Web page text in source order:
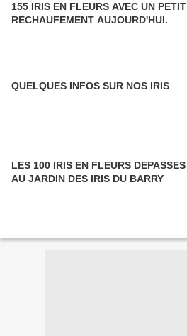
155 IRIS EN FLEURS AVEC UN PETIT
RECHAUFEMENT AUJOURD'HUI.
QUELQUES INFOS SUR NOS IRIS
LES 100 IRIS EN FLEURS DEPASSES
AU JARDIN DES IRIS DU BARRY